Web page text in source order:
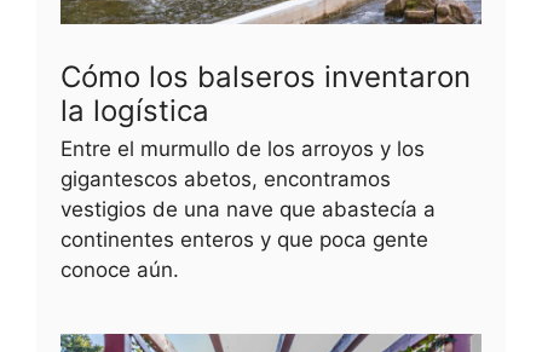
Cómo los balseros inventaron
la logística
Entre el murmullo de los arroyos y los
gigantescos abetos, encontramos
vestigios de una nave que abastecía a
continentes enteros y que poca gente
conoce aún.